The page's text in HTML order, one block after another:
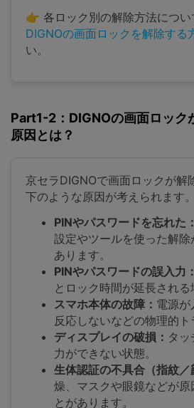
👉 各ロック別の解除方法につい
DIGNOの画面ロックを解除する
い。
Part1-2：DIGNOの画面ロック
原因とは？
京セラDIGNOで画面ロックが解
下のような原因が考えられます。
PINやパスワードを忘れた：
設定やツールを使った解
あります。
PINやパスワードの誤入力：
とロック時間が延長される
スマホ本体の故障： 電源が
反応しないなどの物理的ト
ディスプレイの破損： タッ
力ができない状態。
生体認証の不具合（指紋／
燥、マスクや眼鏡などが原
とがあります。